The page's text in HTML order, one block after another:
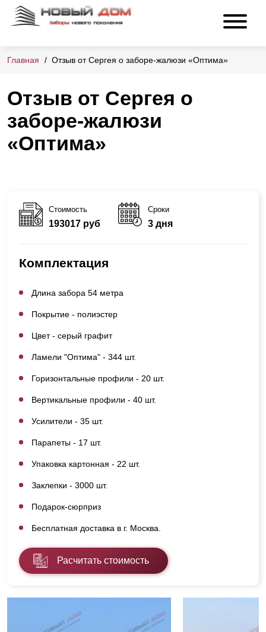
Главная Отзыв от Сергея о заборе-жалюзи «Оптима»
Отзыв от Сергея о
заборе-жалюзи
«Оптима»
Стоимость
193017 руб
Сроки
3 дня
Комплектация
Длина забора 54 метра
Покрытие - полиэстер
Цвет - серый графит
Ламели "Оптима" - 344 шт.
Горизонтальные профили - 20 шт.
Вертикальные профили - 40 шт.
Усилители - 35 шт.
Парапеты - 17 шт.
Упаковка картонная - 22 шт.
Заклепки - 3000 шт.
Подарок-сюрприз
Бесплатная доставка в г. Москва.
Расчитать стоимость